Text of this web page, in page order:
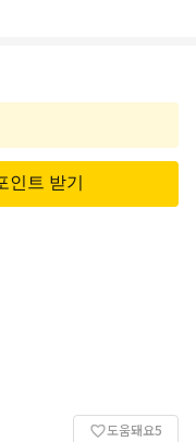
인트 받기
도움돼요5